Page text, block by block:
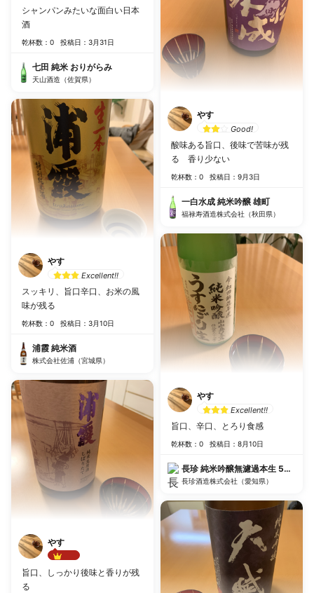
シャンパンみたいな面白い日本
酒
乾杯数：0 投稿日：3月31日
七田 純米 おりがらみ
天山酒造（佐賀県）
やす
Excellent!!
スッキリ、旨口辛口、お米の風
味が残る
乾杯数：0 投稿日：3月10日
浦霞 純米酒
株式会社佐浦（宮城県）
やす
旨口、しっかり後味と香りが残
る
やす
Good!
酸味ある旨口、後味で苦味が残
る 香り少ない
乾杯数：0 投稿日：9月3日
一白水成 純米吟醸 雄町
福禄寿酒造株式会社（秋田県）
やす
Excellent!!
旨口、辛口、とろり食感
乾杯数：0 投稿日：8月10日
長珍 純米吟醸無濾過本生 5050 生
長珍酒造株式会社（愛知県）